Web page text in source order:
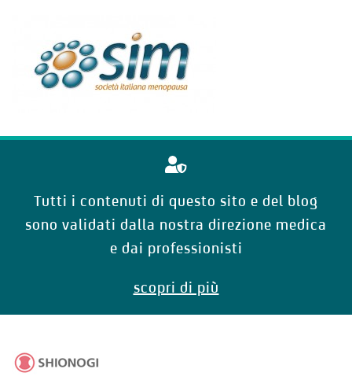
Tutti i contenuti di questo sito e del blog
sono validati dalla nostra direzione medica
e dai professionisti
scopri di più